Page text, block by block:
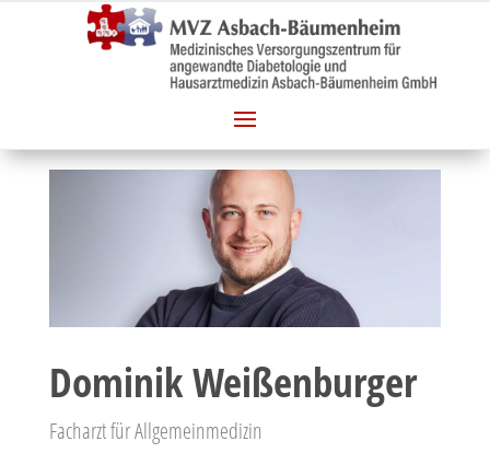
Dominik Weißenburger
Facharzt für Allgemeinmedizin